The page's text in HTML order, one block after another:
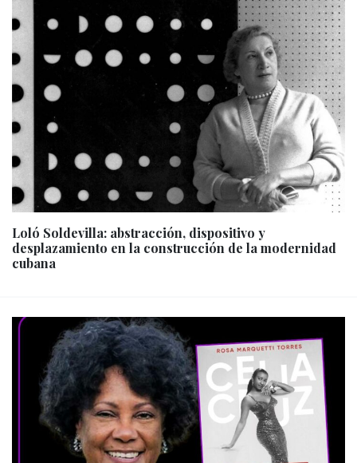
Loló Soldevilla: abstracción, dispositivo y
desplazamiento en la construcción de la modernidad
cubana